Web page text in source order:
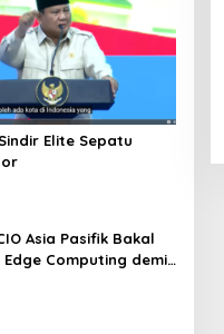
Elite Sepatu
Asia Pasifik Bakal
Edge Computing demi